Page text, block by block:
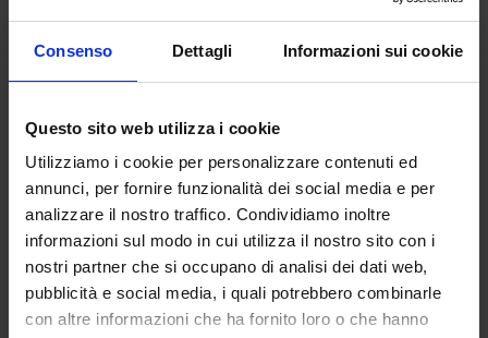
Consenso Dettagli Informazioni sui cookie
Questo sito web utilizza i cookie
Utilizziamo i cookie per personalizzare contenuti ed
annunci, per fornire funzionalità dei social media e per
analizzare il nostro traffico. Condividiamo inoltre
informazioni sul modo in cui utilizza il nostro sito con i
nostri partner che si occupano di analisi dei dati web,
pubblicità e social media, i quali potrebbero combinarle
con altre informazioni che ha fornito loro o che hanno
"Introduzione al poema" e la specifica "Introduzione alla
cantica", a firma di...
Continua a leggere
Recensioni
Ancora non ci sono recensioni.
Recensisci per primo “Divina Commedia – Purgatorio”